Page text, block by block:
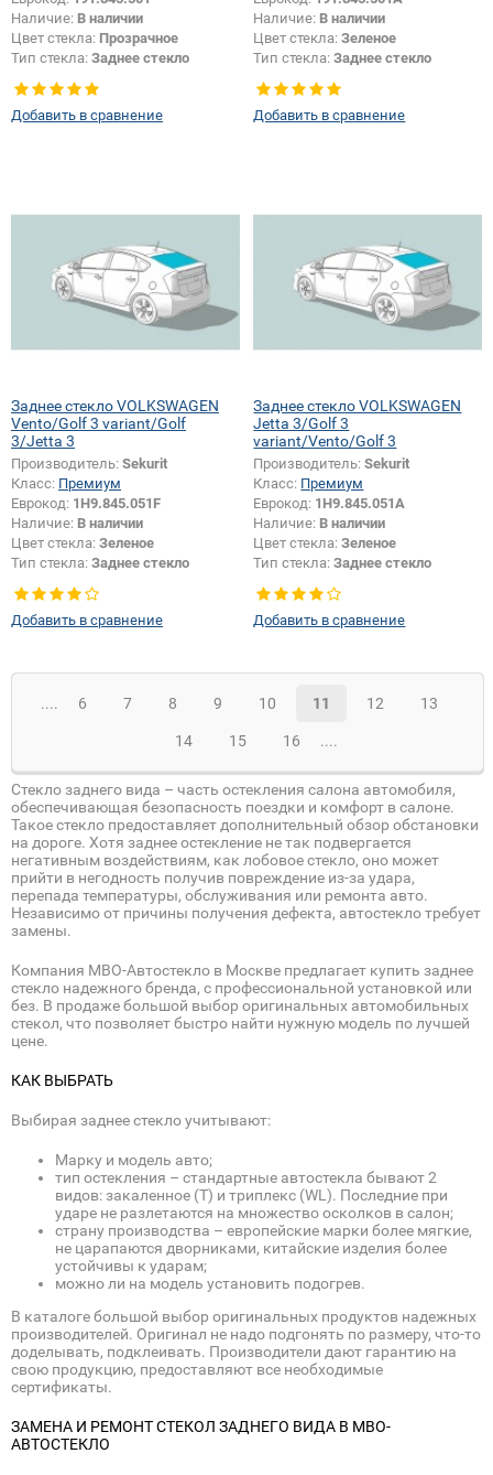
Наличие: В наличии
Цвет стекла: Прозрачное
Тип стекла: Заднее стекло
Добавить в сравнение
Наличие: В наличии
Цвет стекла:Зеленое
Тип стекла:Заднее стекло
Добавить в сравнение
Заднее стекло VOLKSWAGEN
Vento/Golf 3 variant/Golf
3/Jetta 3
Производитель: Sekurit
Класс: Премиум
Еврокод: 1H9.845.051F
Наличие: В наличии
Цвет стекла: Зеленое
Тип стекла: Заднее стекло
Добавить в сравнение
Заднее стекло VOLKSWAGEN
Jetta 3/Golf 3
variant/Vento/Golf 3
Производитель:Sekurit
Класс: Премиум
Еврокод: 1H9.845.051A
Наличие: В наличии
Цвет стекла:Зеленое
Тип стекла:Заднее стекло
Добавить в сравнение
.... 6 7 8 9 10 11 12 13
14 15 16 ....
Стекло заднего вида – часть остекления салона автомобиля,
обеспечивающая безопасность поездки и комфорт в салоне.
Такое стекло предоставляет дополнительный обзор обстановки
на дороге. Хотя заднее остекление не так подвергается
негативным воздействиям, как лобовое стекло, оно может
прийти в негодность получив повреждение из-за удара,
перепада температуры, обслуживания или ремонта авто.
Независимо от причины получения дефекта, автостекло требует
замены.
Компания МВО-Автостекло в Москве предлагает купить заднее
стекло надежного бренда, с профессиональной установкой или
без. В продаже большой выбор оригинальных автомобильных
стекол, что позволяет быстро найти нужную модель по лучшей
цене.
КАК ВЫБРАТЬ
Выбирая заднее стекло учитывают:
Марку и модель авто;
тип остекления – стандартные автостекла бывают 2
видов: закаленное (Т) и триплекс (WL). Последние при
ударе не разлетаются на множество осколков в салон;
страну производства – европейские марки более мягкие,
не царапаются дворниками, китайские изделия более
устойчивы к ударам;
можно ли на модель установить подогрев.
В каталоге большой выбор оригинальных продуктов надежных
производителей. Оригинал не надо подгонять по размеру, что-то
доделывать, подклеивать. Производители дают гарантию на
свою продукцию, предоставляют все необходимые
сертификаты.
ЗАМЕНА И РЕМОНТ СТЕКОЛ ЗАДНЕГО ВИДА В МВО-
АВТОСТЕКЛО